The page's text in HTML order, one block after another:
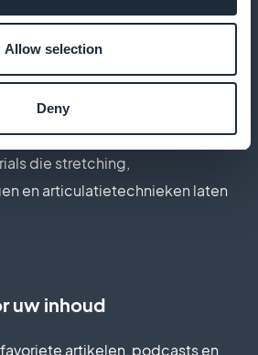
Allow selection
Deny
dagelijkse zangoefeningen
die stretching,
en articulatietechnieken laten
uw inhoud
artikelen, podcasts en